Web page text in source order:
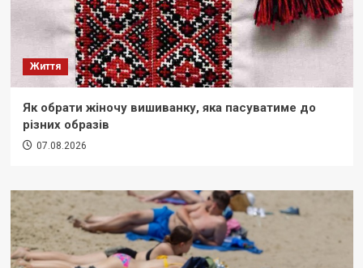
Життя
Як обрати жіночу вишиванку, яка пасуватиме до
різних образів
07.08.2026